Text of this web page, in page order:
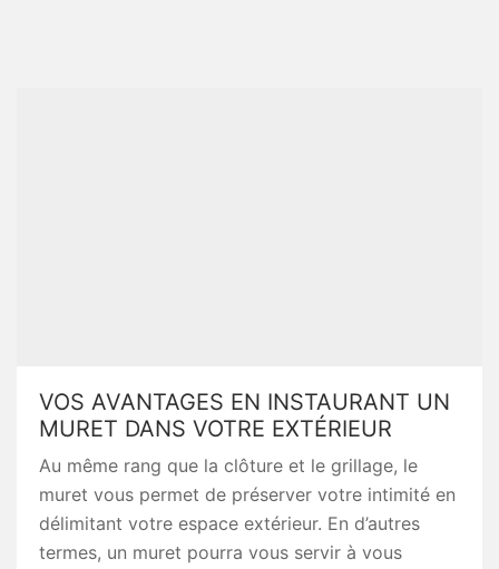
VOS AVANTAGES EN INSTAURANT UN
MURET DANS VOTRE EXTÉRIEUR
Au même rang que la clôture et le grillage, le
muret vous permet de préserver votre intimité en
délimitant votre espace extérieur. En d’autres
termes, un muret pourra vous servir à vous